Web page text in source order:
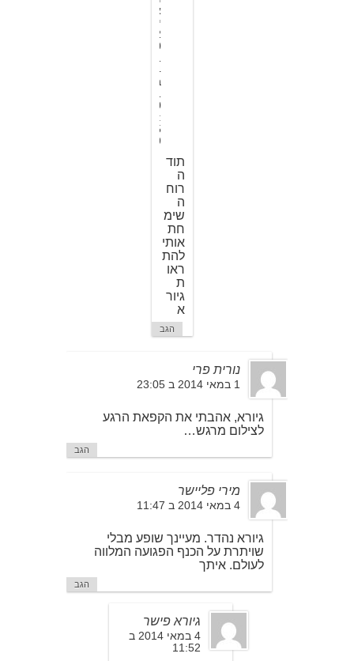
א
י
2
0
1
4
ב
1
0
:
5
9
תוד
ה
רוח
ה
שימ
חת
אותי
להת
ראו
ת
גיור
א
הגב
נורית פרי
1 במאי 2014 ב 23:05
גיורא, אהבתי את הקפאת הרגע
לצילום מרגש…
הגב
מירי פליישר
4 במאי 2014 ב 11:47
גיורא נהדר. מעיינך שופע מבלי
שויתרת על הכנף הפגועה המלווה
לעולם. איתך
הגב
גיורא פישר
4 במאי 2014 ב
11:52